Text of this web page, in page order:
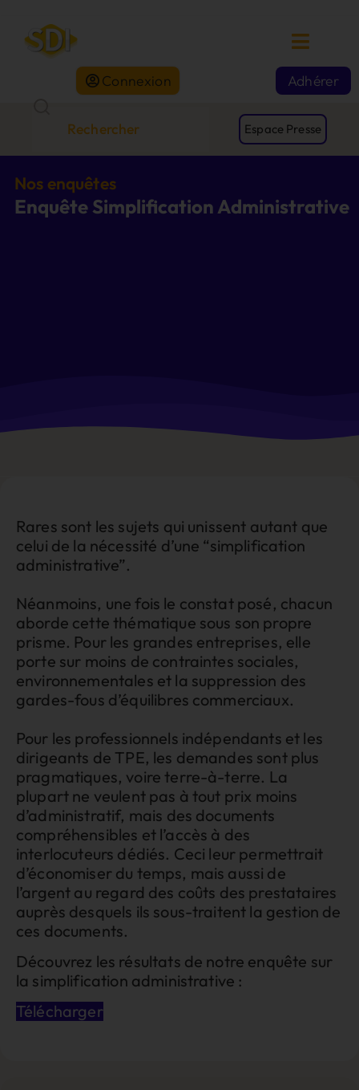
Connexion Adhérer
Espace Presse
Nos enquêtes
Enquête Simplification Administrative
Rares sont les sujets qui unissent autant que
celui de la nécessité d’une “simplification
administrative”.
Néanmoins, une fois le constat posé, chacun
aborde cette thématique sous son propre
prisme. Pour les grandes entreprises, elle
porte sur moins de contraintes sociales,
environnementales et la suppression des
gardes-fous d’équilibres commerciaux.
Pour les professionnels indépendants et les
dirigeants de TPE, les demandes sont plus
pragmatiques, voire terre-à-terre. La
plupart ne veulent pas à tout prix moins
d’administratif, mais des documents
compréhensibles et l’accès à des
interlocuteurs dédiés. Ceci leur permettrait
d’économiser du temps, mais aussi de
l’argent au regard des coûts des prestataires
auprès desquels ils sous-traitent la gestion de
ces documents.
Découvrez les résultats de notre enquête sur
la simplification administrative :
Télécharger